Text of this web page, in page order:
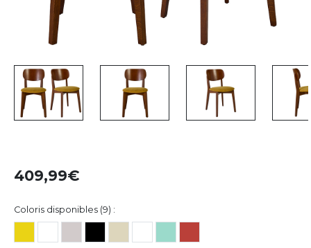
409,99
Coloris disponibles (9) :